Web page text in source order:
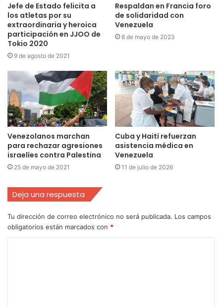
Jefe de Estado felicita a
los atletas por su
extraordinaria y heroica
participación en JJOO de
Tokio 2020
9 de agosto de 2021
Respaldan en Francia foro
de solidaridad con
Venezuela
8 de mayo de 2023
Venezolanos marchan
para rechazar agresiones
israelíes contra Palestina
25 de mayo de 2021
Cuba y Haití refuerzan
asistencia médica en
Venezuela
11 de julio de 2026
Deja una respuesta
Tu dirección de correo electrónico no será publicada. Los campos
obligatorios están marcados con *